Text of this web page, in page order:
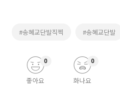
#송혜교단발직찍 #송혜교단발
좋아요
0
화나요
0